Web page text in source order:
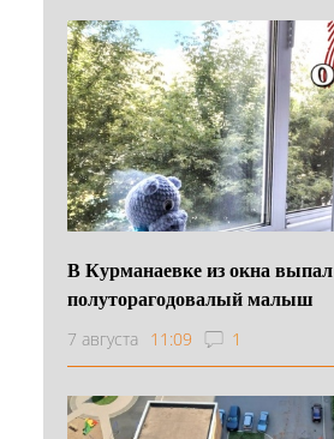
В Курманаевке из окна выпал
полуторагодовалый малыш
7 августа 11:09 1